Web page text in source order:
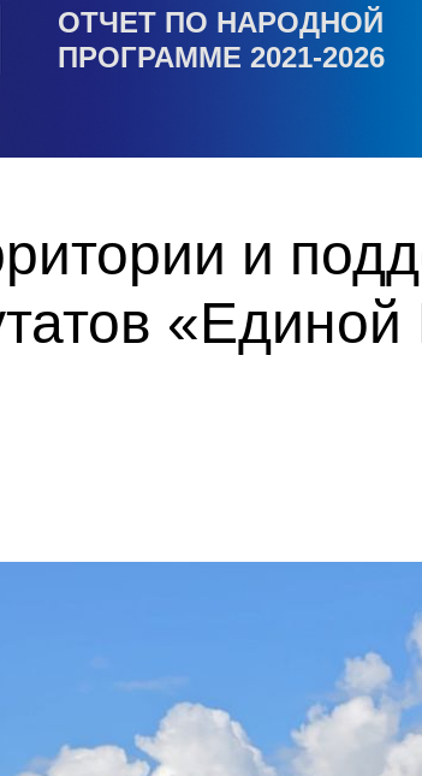
ОТЧЕТ ПО НАРОДНОЙ
ПРОГРАММЕ 2021-2026
и